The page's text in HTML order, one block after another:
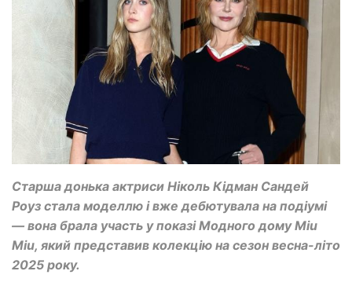
Старша донька актриси Ніколь Кідман Сандей
Роуз стала моделлю і вже дебютувала на подіумі
— вона брала участь у показі Модного дому Miu
Miu, який представив колекцію на сезон весна-літо
2025 року.